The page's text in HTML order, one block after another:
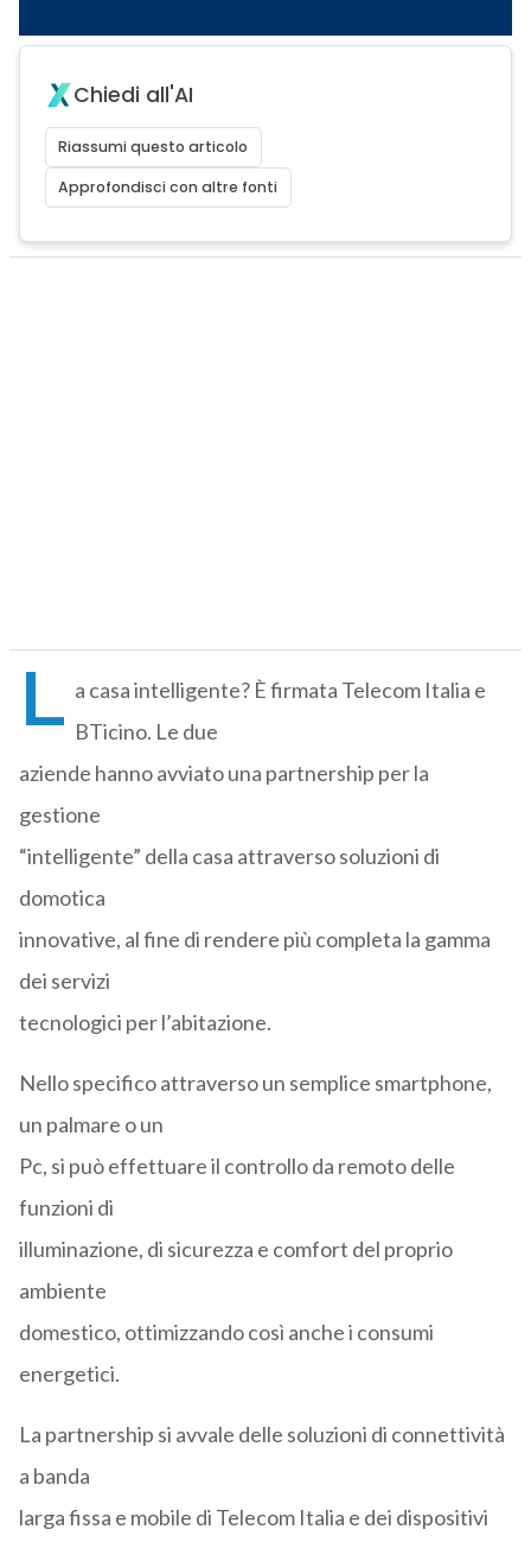
Chiedi all'AI
Riassumi questo articolo
Approfondisci con altre fonti
L a casa intelligente? È firmata Telecom Italia e
BTicino. Le due
aziende hanno avviato una partnership per la
gestione
“intelligente” della casa attraverso soluzioni di
domotica
innovative, al fine di rendere più completa la gamma
dei servizi
tecnologici per l’abitazione.
Nello specifico attraverso un semplice smartphone,
un palmare o un
Pc, si può effettuare il controllo da remoto delle
funzioni di
illuminazione, di sicurezza e comfort del proprio
ambiente
domestico, ottimizzando così anche i consumi
energetici.
La partnership si avvale delle soluzioni di connettività
a banda
larga fissa e mobile di Telecom Italia e dei dispositivi